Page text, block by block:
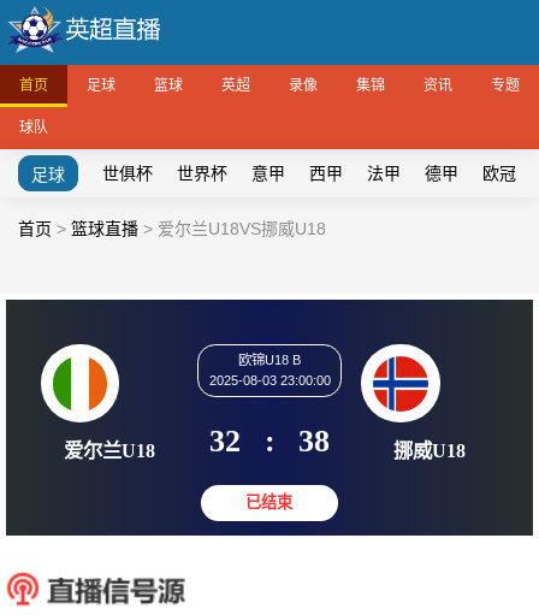
首页 足球 篮球 英超 录像 集锦 资讯 专题
球队
足球 世俱杯 世界杯 意甲 西甲 法甲 德甲 欧冠
首页 > 篮球直播 > 爱尔兰U18VS挪威U18
欧锦U18 B
2025-08-03 23:00:00
32 : 38